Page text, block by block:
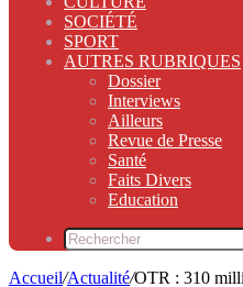
SOCIÉTÉ
SPORT
AUTRES RUBRIQUES
Dossier
Interviews
Ailleurs
Revue de Presse
Santé
Faits Divers
Education
Accueil/Actualité/OTR : 310